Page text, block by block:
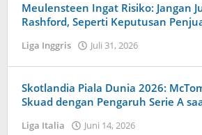
Meulensteen Ingat Risiko: Jangan
Rashford, Seperti Keputusan
Liga Inggris Juli 31, 2026
Skotlandia Piala Dunia 2026:
Skuad dengan Pengaruh Serie A
Liga Italia Juni 14, 2026